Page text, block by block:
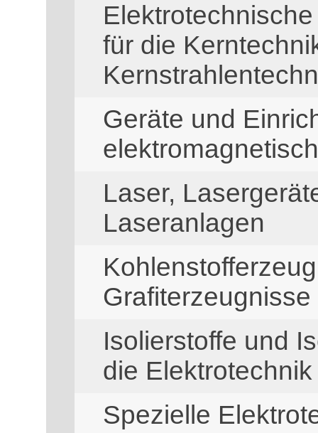
für die
Geräte und
Laser,
Laseranlagen
Grafiterzeugnisse
Isolierstoffe und
die
Spezielle